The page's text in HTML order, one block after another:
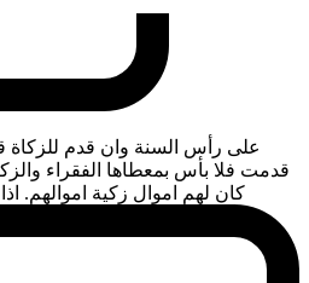
على رأس السنة وان قدم للزكاة
قدمت فلا بأس بمعطاها الفقراء
كان لهم اموال زكية اموالهم.